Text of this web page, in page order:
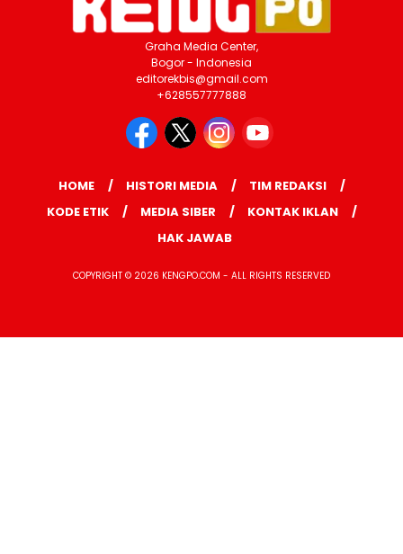
Graha Media Center,
Bogor - Indonesia
editorekbis@gmail.com
+628557777888
HOME HISTORI MEDIA
TIM REDAKSI
KODE ETIK
MEDIA SIBER
KONTAK IKLAN
HAK JAWAB
COPYRIGHT © 2026 KENGPO.COM - ALL RIGHTS RESERVED